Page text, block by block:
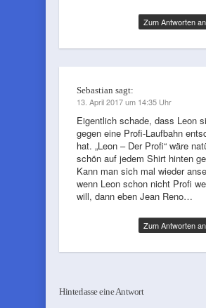
Zum Antworten
Sebastian sagt:
13. April 2017 um 14:35 Uhr
Eigentlich schade, dass Leon
gegen eine Profi-Laufbahn
hat. „Leon – Der Profi“ wäre
schön auf jedem Shirt hinten
Kann man sich mal wieder
wenn Leon schon nicht Profi
will, dann eben Jean Reno…
Zum Antworten
Hinterlasse eine Antwort